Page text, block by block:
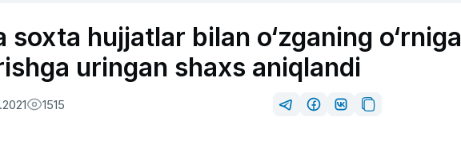
soxta hujjatlar bilan o‘zganing o‘rniga
uringan shaxs aniqlandi
1515